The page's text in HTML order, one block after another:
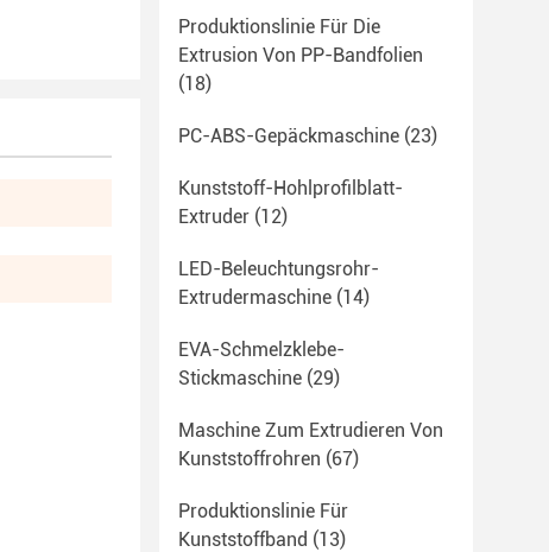
Produktionslinie Für Die
Extrusion Von PP-Bandfolien
(18)
PC-ABS-Gepäckmaschine (23)
Kunststoff-Hohlprofilblatt-
Extruder (12)
LED-Beleuchtungsrohr-
Extrudermaschine (14)
EVA-Schmelzklebe-
Stickmaschine (29)
Maschine Zum Extrudieren Von
Kunststoffrohren (67)
Produktionslinie Für
Kunststoffband (13)